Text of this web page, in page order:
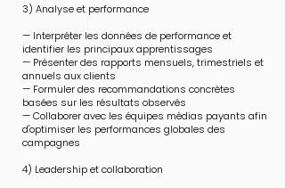
3) Analyse et performance
— Interpréter les données de performance et
identifier les principaux apprentissages
— Présenter des rapports mensuels, trimestriels et
annuels aux clients
— Formuler des recommandations concrètes
basées sur les résultats observés
— Collaborer avec les équipes médias payants afin
d'optimiser les performances globales des
campagnes
4) Leadership et collaboration